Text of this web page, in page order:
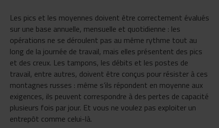
Les pics et les moyennes doivent être correctement évalués
sur une base annuelle, mensuelle et quotidienne : les
opérations ne se déroulent pas au même rythme tout au
long de la journée de travail, mais elles présentent des pics
et des creux. Les tampons, les débits et les postes de
travail, entre autres, doivent être conçus pour résister à ces
montagnes russes : même s’ils répondent en moyenne aux
exigences, ils peuvent correspondre à des pertes de capacité
plusieurs fois par jour. Et vous ne voulez pas exploiter un
entrepôt comme celui-là.